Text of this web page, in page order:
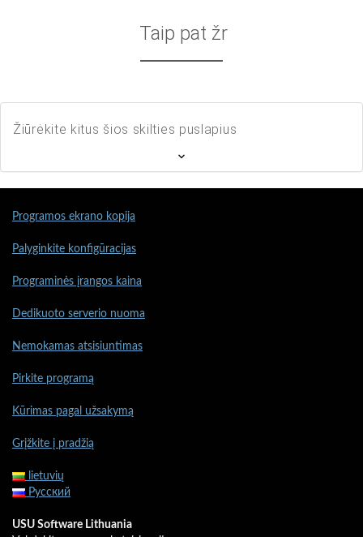
Taip pat žr
Žiūrėkite kitus šios skilties puslapius
Programos ekrano kopija
Palyginkite konfigūracijas
Programinės įrangos kaina
Dedikuoto serverio nuoma
Nemokamas atsisiuntimas
Pirkite programą
Kūrimas pagal užsakymą
Grįžkite į pradžią
lietuvių
Русский
USU Software Lithuania